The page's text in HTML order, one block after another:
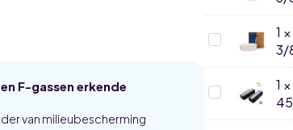
F-gassen erkende
van milieubescherming
met
flarewartels
-
4
Koelleiding
geïsoleerd
1/4-
3/8
met
flarewartels
-
6
Airco
Duo
Koelleiding
geïsoleerd
1/4-
3/8
-
1
3/
Rubber
SET
1